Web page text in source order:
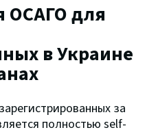
ОСАГО для
в Украине
за
полностью self-